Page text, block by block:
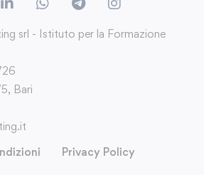
srl - Istituto per la Formazione
Bari
Privacy Policy